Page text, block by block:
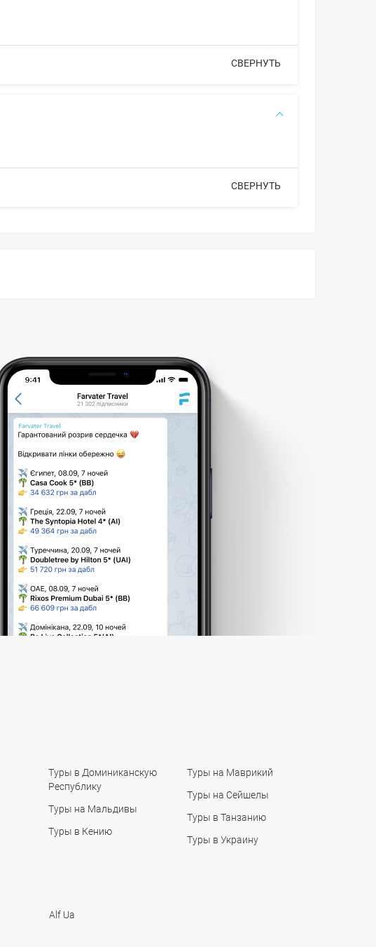
СВЕРНУТЬ
СВЕРНУТЬ
Туры в Доминиканскую
Республику
Туры на Мальдивы
Туры в Кению
Туры на Маврикий
Туры на Сейшелы
Туры в Танзанию
Туры в Украину
Alf Ua